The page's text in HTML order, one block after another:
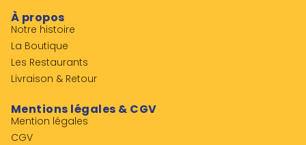
À propos
Notre histoire
La Boutique
Les Restaurants
Livraison & Retour
Mentions légales & CGV
Mention légales
CGV